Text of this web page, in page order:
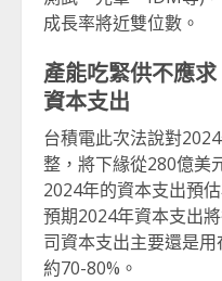
成長率將近雙位數。
產能吃緊供不應
資本支出
台積電此次法說對
整，將下緣從280億美
2024年的資本支出預
預期2024年資本支出
司資本支出主要還是
約70-80%。